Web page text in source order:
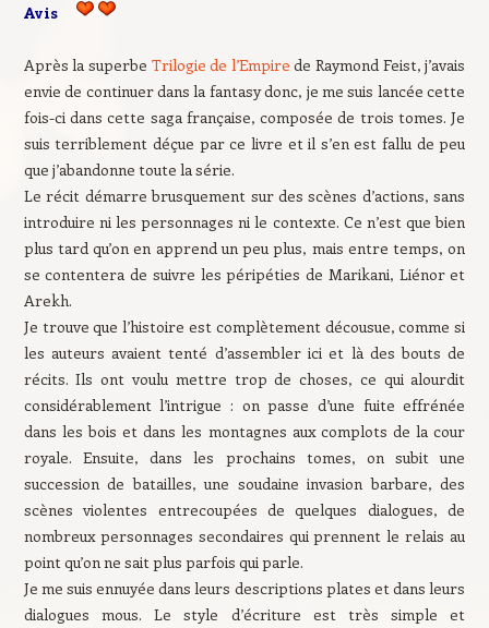
Avis
Après la superbe Trilogie de l’Empire de Raymond Feist, j’avais
envie de continuer dans la fantasy donc, je me suis lancée cette
fois-ci dans cette saga française, composée de trois tomes. Je
suis terriblement déçue par ce livre et il s’en est fallu de peu
que j’abandonne toute la série.
Le récit démarre brusquement sur des scènes d’actions, sans
introduire ni les personnages ni le contexte. Ce n’est que bien
plus tard qu’on en apprend un peu plus, mais entre temps, on
se contentera de suivre les péripéties de Marikani, Liénor et
Arekh.
Je trouve que l’histoire est complètement décousue, comme si
les auteurs avaient tenté d’assembler ici et là des bouts de
récits. Ils ont voulu mettre trop de choses, ce qui alourdit
considérablement l’intrigue : on passe d’une fuite effrénée
dans les bois et dans les montagnes aux complots de la cour
royale. Ensuite, dans les prochains tomes, on subit une
succession de batailles, une soudaine invasion barbare, des
scènes violentes entrecoupées de quelques dialogues, de
nombreux personnages secondaires qui prennent le relais au
point qu’on ne sait plus parfois qui parle.
Je me suis ennuyée dans leurs descriptions plates et dans leurs
dialogues mous. Le style d’écriture est très simple et